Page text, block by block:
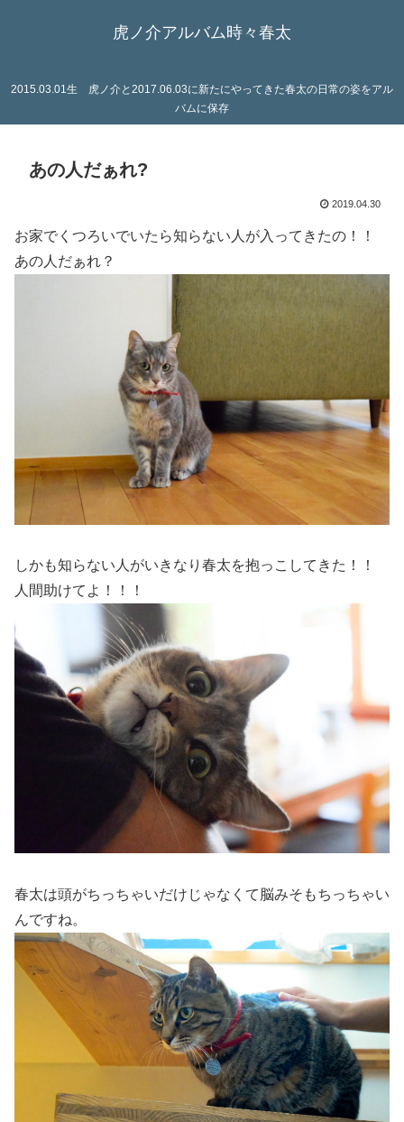
虎ノ介アルバム時々春太
2015.03.01生 虎ノ介と2017.06.03に新たにやってきた春太の日常の姿をアル
バムに保存
あの人だぁれ?
2019.04.30
お家でくつろいでいたら知らない人が入ってきたの！！
あの人だぁれ？
しかも知らない人がいきなり春太を抱っこしてきた！！
人間助けてよ！！！
春太は頭がちっちゃいだけじゃなくて脳みそもちっちゃい
んですね。